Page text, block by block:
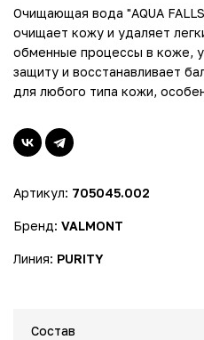
Очищающая вода "AQUA
очищает кожу и удаляет
обменные процессы в коже,
защиту и восстанавливает
для любого типа кожи,
Артикул: 705045.002
Бренд: VALMONT
Линия: PURITY
Состав